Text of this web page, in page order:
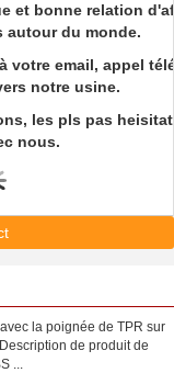
et bonne relation
autour du monde.
votre email, appel
notre usine.
les pls pas
nous.
la poignée de TPR sur
de produit de
...